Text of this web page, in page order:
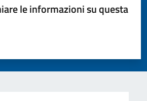
le informazioni su questa
5 stelle su 5
stelle su 5
su 5
5